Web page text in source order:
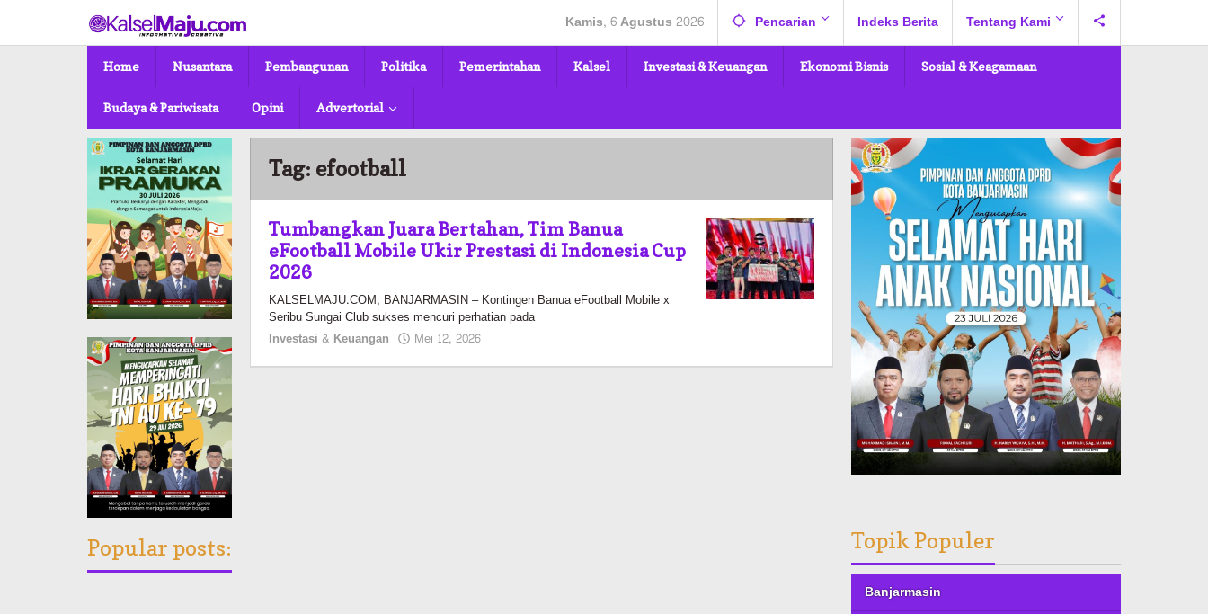
konten
Kamis, 6 Agustus 2026 Pencarian Indeks Berita Tentang Kami
Home Nusantara Pembangunan Politika Pemerintahan Kalsel Investasi & Keuangan Ekonomi Bisnis Sosial & Keagamaan
Budaya & Pariwisata Opini Advertorial
Popular posts:
Tag: efootball
Tumbangkan Juara Bertahan, Tim Banua
eFootball Mobile Ukir Prestasi di Indonesia Cup
2026
KALSELMAJU.COM, BANJARMASIN – Kontingen Banua eFootball Mobile x
Seribu Sungai Club sukses mencuri perhatian pada
Investasi & Keuangan
Mei 12, 2026
Pimred
Topik Populer
Banjarmasin